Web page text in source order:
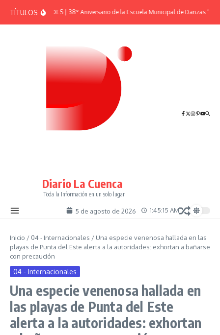
TÍTULOSEFEMÉRIDES | 38° Aniversario de la Escuela Municipal de Danzas “El
Diario La Cuenca
Toda la Información en un solo lugar
5 de agosto de 2026 1:45:16 AM
Inicio / 04 - Internacionales / Una especie venenosa hallada en las
playas de Punta del Este alerta a la autoridades: exhortan a bañarse
con precaución
04 - Internacionales
Una especie venenosa hallada en
las playas de Punta del Este
alerta a la autoridades: exhortan